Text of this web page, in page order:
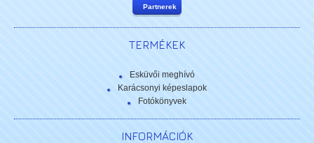
Partnerek
TERMÉKEK
Esküvői meghívó
Karácsonyi képeslapok
Fotókönyvek
INFORMÁCIÓK